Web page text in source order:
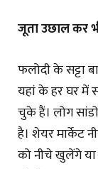
जूता उछाल कर
फलोदी के सट्टा
यहां के हर घर में
चुके हैं। लोग
है। शेयर मार्केट
को नीचे खुलेंगे